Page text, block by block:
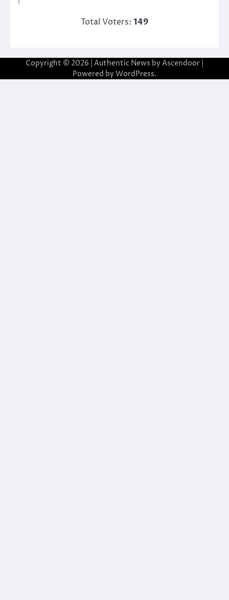
Total Voters: 149
Copyright © 2026 | Authentic News by Ascendoor
Powered by WordPress.